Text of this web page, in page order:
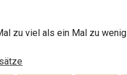
zu viel als ein Mal zu wenig